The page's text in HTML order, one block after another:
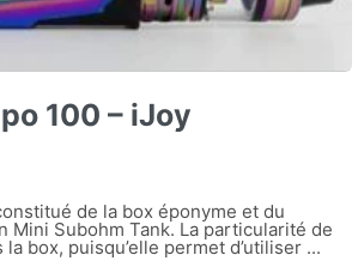
100 – iJoy
de la box éponyme et du
Mini Subohm Tank. La particularité de
box, puisqu’elle permet d’utiliser ...